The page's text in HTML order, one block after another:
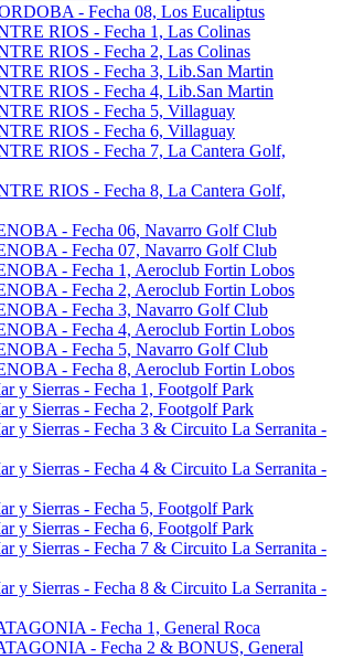
- Fecha 08, Los Eucaliptus
RIOS - Fecha 1, Las Colinas
RIOS - Fecha 2, Las Colinas
RIOS - Fecha 3, Lib.San Martin
RIOS - Fecha 4, Lib.San Martin
RIOS - Fecha 5, Villaguay
RIOS - Fecha 6, Villaguay
RIOS - Fecha 7, La Cantera Golf,
RIOS - Fecha 8, La Cantera Golf,
- Fecha 06, Navarro Golf Club
- Fecha 07, Navarro Golf Club
- Fecha 1, Aeroclub Fortin Lobos
- Fecha 2, Aeroclub Fortin Lobos
- Fecha 3, Navarro Golf Club
- Fecha 4, Aeroclub Fortin Lobos
- Fecha 5, Navarro Golf Club
- Fecha 8, Aeroclub Fortin Lobos
y Sierras - Fecha 1, Footgolf Park
y Sierras - Fecha 2, Footgolf Park
y Sierras - Fecha 3 & Circuito La Serranita -
y Sierras - Fecha 4 & Circuito La Serranita -
y Sierras - Fecha 5, Footgolf Park
y Sierras - Fecha 6, Footgolf Park
y Sierras - Fecha 7 & Circuito La Serranita -
y Sierras - Fecha 8 & Circuito La Serranita -
- Fecha 1, General Roca
- Fecha 2 & BONUS, General